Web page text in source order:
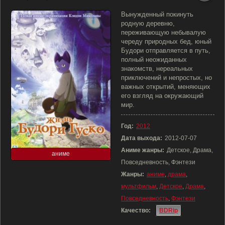
аниме
Вынужденный покинуть
родную деревню,
переживающую небывалую
череду природных бед, юный
Будори отправляется в путь,
полный неожиданных
знакомств, нереальных
приключений и непростых, но
важных открытий, меняющих
его взгляд на окружающий
мир.
Год: 2012
Дата выхода: 2012-07-07
Аниме жанры: Детское, Драма,
Повседневность, Фэнтези
Жанры: аниме, драма,
мультфильм, Детское, Драма,
Повседневность, Фэнтези
Качество:
BDRip